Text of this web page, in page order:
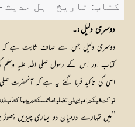
کتاب: تاریخ اہل حدیث -
دوسری دلیل:۔
دوسری دلیل جس سے صاف ثابت ہے کہ
کتاب اور اس کے رسول صلی اللہ علیہ
اسی کی تاکید فرما گئے یہ ہے کہ آنحضرت صلی
ترکت فیکم امرین لن تضلوا ما تمسکتم بھما کتاب
’’میں تمہارے درمیان دو بھاری چیزیں